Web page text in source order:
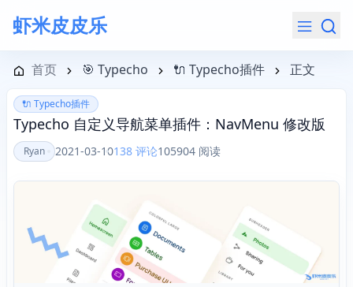
虾米皮皮乐
航菜单
首页 🎯 Typecho 🔌 Typecho插件 正文
🔌 Typecho插件
Typecho 自定义导航菜单插件：NavMenu 修改版
Ryan 2021-03-10138 评论105904 阅读